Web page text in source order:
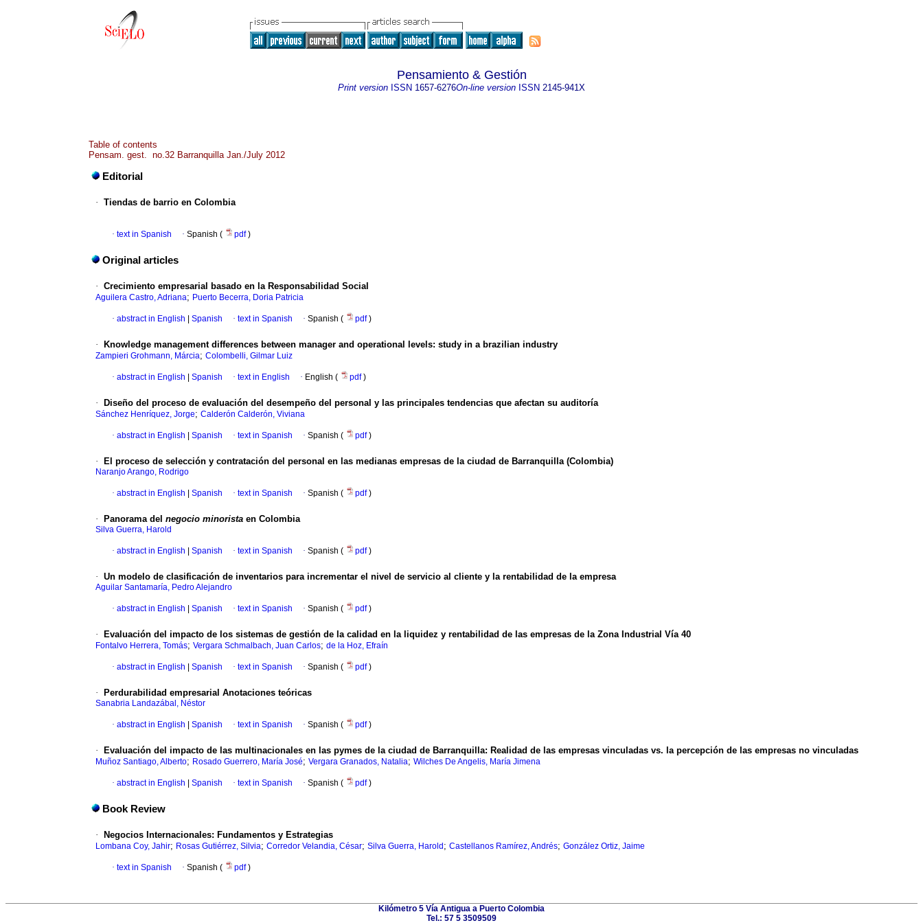
Pensamiento & Gestión
Print version ISSN 1657-6276On-line version ISSN 2145-941X
Table of contents
Pensam. gest. no.32 Barranquilla Jan./July 2012
Editorial
· Tiendas de barrio en Colombia
· text in Spanish · Spanish ( pdf)
Original articles
· Crecimiento empresarial basado en la Responsabilidad Social
Aguilera Castro, Adriana; Puerto Becerra, Doria Patricia
· abstract in English Spanish · text in Spanish · Spanish ( pdf)
· Knowledge management differences between manager and operational levels: study in a brazilian industry
Zampieri Grohmann, Márcia; Colombelli, Gilmar Luiz
· abstract in English Spanish · text in English · English ( pdf)
· Diseño del proceso de evaluación del desempeño del personal y las principales tendencias que afectan su auditoría
Sánchez Henríquez, Jorge; Calderón Calderón, Viviana
· abstract in English Spanish · text in Spanish · Spanish ( pdf)
· El proceso de selección y contratación del personal en las medianas empresas de la ciudad de Barranquilla (Colombia)
Naranjo Arango, Rodrigo
· abstract in English Spanish · text in Spanish · Spanish ( pdf)
· Panorama del negocio minorista en Colombia
Silva Guerra, Harold
· abstract in English Spanish · text in Spanish · Spanish ( pdf)
· Un modelo de clasificación de inventarios para incrementar el nivel de servicio al cliente y la rentabilidad de la empresa
Aguilar Santamaría, Pedro Alejandro
· abstract in English Spanish · text in Spanish · Spanish ( pdf)
· Evaluación del impacto de los sistemas de gestión de la calidad en la liquidez y rentabilidad de las empresas de la Zona Industrial Vía 40
Fontalvo Herrera, Tomás; Vergara Schmalbach, Juan Carlos; de la Hoz, Efraín
· abstract in English Spanish · text in Spanish · Spanish ( pdf)
· Perdurabilidad empresarial Anotaciones teóricas
Sanabria Landazábal, Néstor
· abstract in English Spanish · text in Spanish · Spanish ( pdf)
· Evaluación del impacto de las multinacionales en las pymes de la ciudad de Barranquilla: Realidad de las empresas vinculadas vs. la percepción de las empresas no vinculadas
Muñoz Santiago, Alberto; Rosado Guerrero, María José; Vergara Granados, Natalia; Wilches De Angelis, María Jimena
· abstract in English Spanish · text in Spanish · Spanish ( pdf)
Book Review
· Negocios Internacionales: Fundamentos y Estrategias
Lombana Coy, Jahir; Rosas Gutiérrez, Silvia; Corredor Velandia, César; Silva Guerra, Harold ; Castellanos Ramírez, Andrés; González Ortiz, Jaime
· text in Spanish · Spanish ( pdf)
Kilómetro 5 Vía Antigua a Puerto Colombia
Tel.: 57 5 3509509